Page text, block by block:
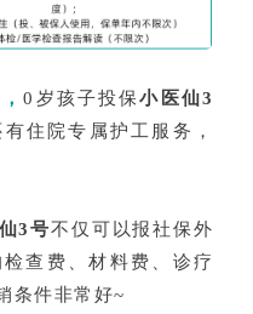
0岁孩子投保小医仙3
住院专属护工服务，
3号不仅可以报社保外
查费、材料费、诊疗
条件非常好~